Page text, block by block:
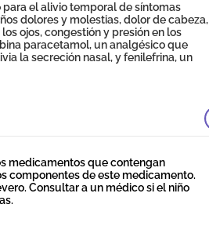
el alivio temporal de síntomas
dolores y molestias, dolor de cabeza,
ojos, congestión y presión en los
paracetamol, un analgésico que
la secreción nasal, y fenilefrina, un
medicamentos que contengan
componentes de este medicamento.
Consultar a un médico si el niño